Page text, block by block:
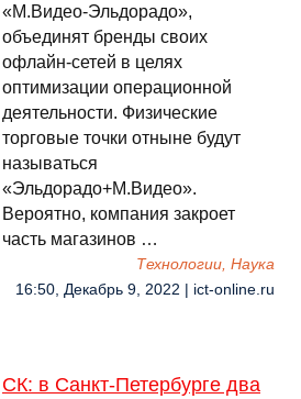
«М.Видео-Эльдорадо»,
объединят бренды своих
офлайн-сетей в целях
оптимизации операционной
деятельности. Физические
торговые точки отныне будут
называться
«Эльдорадо+М.Видео».
Вероятно, компания закроет
часть магазинов …
Технологии, Наука
16:50, Декабрь 9, 2022 | ict-online.ru
СК: в Санкт-Петербурге два